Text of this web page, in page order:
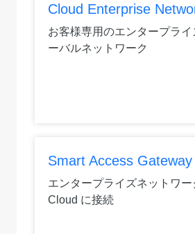
Cloud Enterprise
お客様専用のエンタープライ
ーバルネットワーク
Smart Access Gateway
エンタープライズネットワ
Cloud に接続